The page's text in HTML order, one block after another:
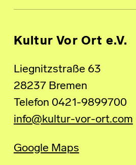
Kultur Vor Ort e.V.
Liegnitzstraße 63
28237 Bremen
Telefon 0421-9899700
info@kultur-vor-ort.com
Google Maps